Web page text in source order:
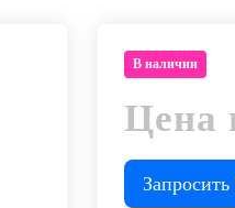
В наличии
Цена